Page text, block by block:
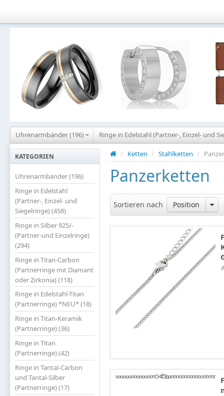
Uhrenarmbänder (196) Ringe in Edelstahl (Partner-, Einzel- und
KATEGORIEN
Uhrenarmbänder (196)
Ringe in Edelstahl
(Partner-, Einzel- und
Siegelringe) (458)
Ringe in Silber 925/-
(Partner-und Einzelringe)
(294)
Ringe in Titan-Carbon
(Partnerringe mit Diamant
oder Zirkonia) (118)
Ringe in Edelstahl-Titan
(Partnerringe) *NEU* (18)
Ringe in Titan-Keramik
(Partnerringe) (36)
Ringe in Titan
(Partnerringe) (42)
Ringe in Tantal-Carbon
und Tantal-Silber
(Partnerringe) (17)
/ Ketten / Stahlketten /
Panzerketten
Sortieren nach Position